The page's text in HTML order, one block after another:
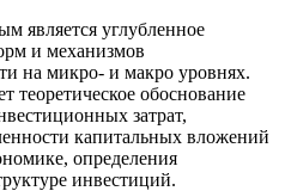
является углубленное
и механизмов
на микро- и макро уровнях.
теоретическое обоснование
затрат,
капитальных вложений
определения
инвестиций.